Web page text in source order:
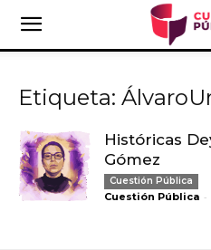
Etiqueta:
Históricas
Gómez
Cuestión Pública
Cuestión Pública -